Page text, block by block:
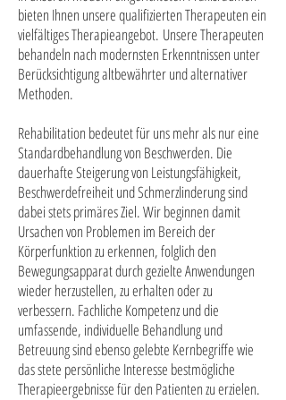
bieten Ihnen unsere qualifizierten Therapeuten ein
vielfältiges Therapieangebot. Unsere Therapeuten
behandeln nach modernsten Erkenntnissen unter
Berücksichtigung altbewährter und alternativer
Methoden.
Rehabilitation bedeutet für uns mehr als nur eine
Standardbehandlung von Beschwerden. Die
dauerhafte Steigerung von Leistungsfähigkeit,
Beschwerdefreiheit und Schmerzlinderung sind
dabei stets primäres Ziel. Wir beginnen damit
Ursachen von Problemen im Bereich der
Körperfunktion zu erkennen, folglich den
Bewegungsapparat durch gezielte Anwendungen
wieder herzustellen, zu erhalten oder zu
verbessern. Fachliche Kompetenz und die
umfassende, individuelle Behandlung und
Betreuung sind ebenso gelebte Kernbegriffe wie
das stete persönliche Interesse bestmögliche
Therapieergebnisse für den Patienten zu erzielen.